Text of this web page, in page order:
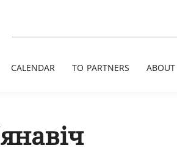
CALENDAR TO PARTNERS ABOUT